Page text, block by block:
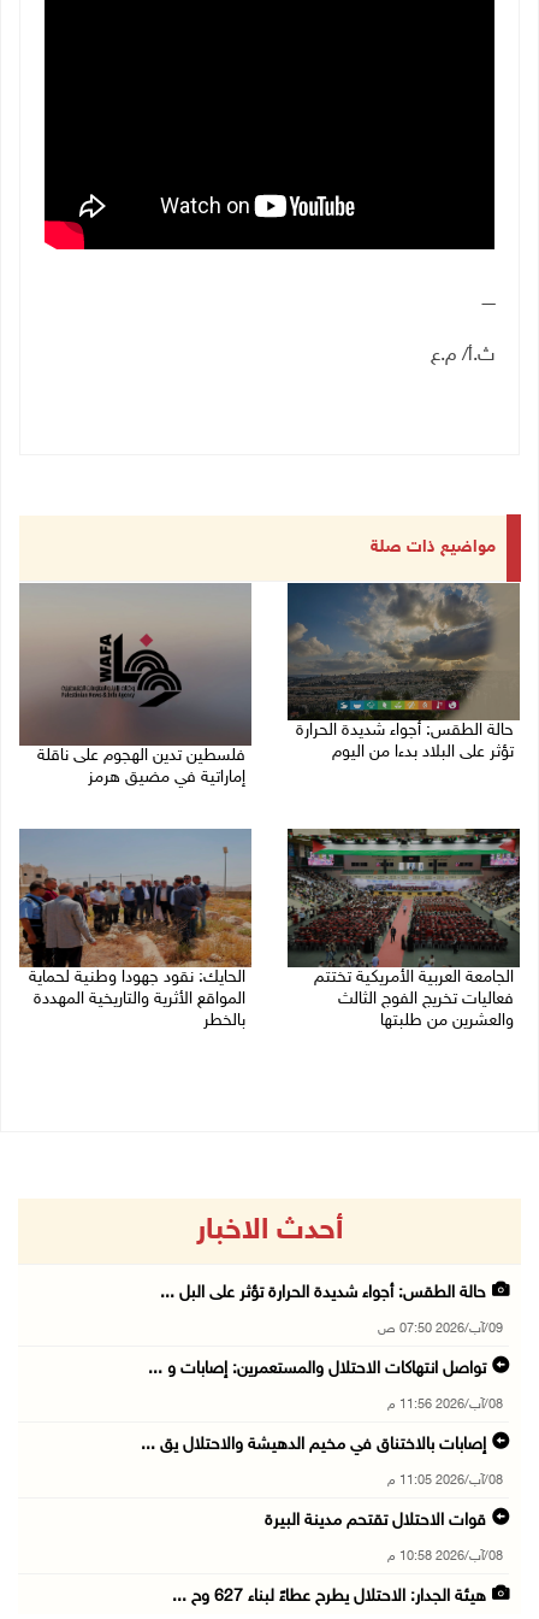
ـــــ
ث.أ/ م.ع
مواضيع ذات صلة
حالة الطقس: أجواء شديدة الحرارة
تؤثر على البلاد بدءا من اليوم
فلسطين تدين الهجوم على ناقلة
إماراتية في مضيق هرمز
الجامعة العربية الأمريكية تختتم
فعاليات تخريج الفوج الثالث
والعشرين من طلبتها
الحايك: نقود جهودا وطنية لحماية
المواقع الأثرية والتاريخية المهددة
بالخطر
أحدث الاخبار
حالة الطقس: أجواء شديدة الحرارة تؤثر على البل ...
09/آب/2026 07:50 ص
تواصل انتهاكات الاحتلال والمستعمرين: إصابات و ...
08/آب/2026 11:56 م
إصابات بالاختناق في مخيم الدهيشة والاحتلال يق ...
08/آب/2026 11:05 م
قوات الاحتلال تقتحم مدينة البيرة
08/آب/2026 10:58 م
هيئة الجدار: الاحتلال يطرح عطاءً لبناء 627 وح ...